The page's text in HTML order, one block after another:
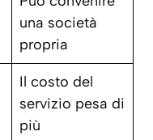
una società
propria
Il costo del
servizio pesa di
più